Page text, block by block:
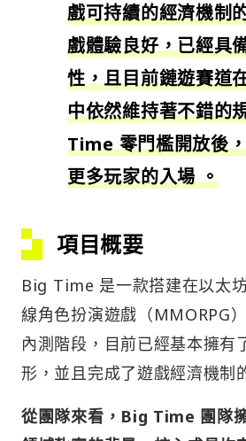
戲可持續的經濟機制
戲體驗良好，已經具
性，且目前鏈遊賽道
中依然維持著不錯的
Time 零門檻開放後
更多玩家的入場 。
項目概要
Big Time 是一款搭建在以太
線角色扮演遊戲（MMORPG
內測階段，目前已經基本擁有
形，並且完成了遊戲經濟機制
從團隊來看，Big Time 團隊